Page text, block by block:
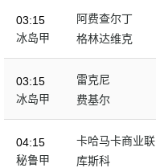
03:15
冰岛甲
阿费查尔丁
格林达维克
03:15
冰岛甲
雷克尼
费基尔
04:15
秘鲁甲
卡哈马卡商业联
库斯科